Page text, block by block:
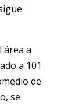
área a
a 101
de
se